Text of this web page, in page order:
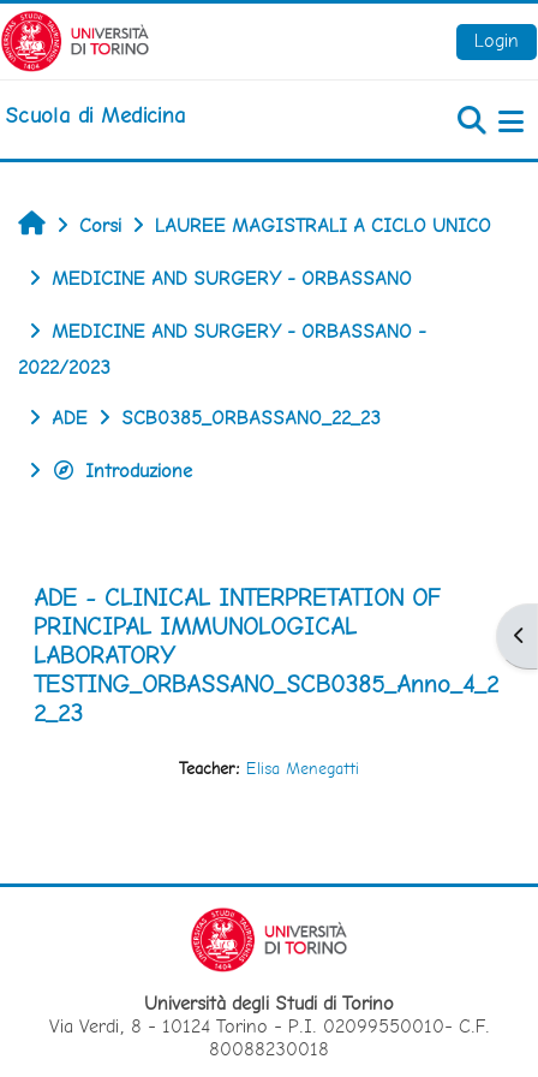
Vai al contenuto principale
Login
Scuola di Medicina
Home
Corsi LAUREE MAGISTRALI A CICLO UNICO
MEDICINE AND SURGERY - ORBASSANO
MEDICINE AND SURGERY - ORBASSANO -
2022/2023
ADE SCB0385_ORBASSANO_22_23
Introduzione
ADE - CLINICAL INTERPRETATION OF
PRINCIPAL IMMUNOLOGICAL
LABORATORY
TESTING_ORBASSANO_SCB0385_Anno_4_2
2_23
Teacher: Elisa Menegatti
Università degli Studi di Torino
Via Verdi, 8 - 10124 Torino - P.I. 02099550010- C.F.
80088230018